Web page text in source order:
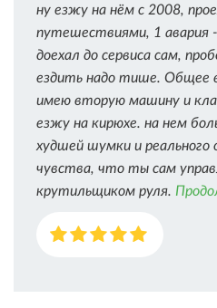
ну езжу на нём с 2008,
путешествиями, 1 авария
доехал до сервиса сам,
ездить надо тише. Общее
имею вторую машину и
езжу на кирюхе. на нем
худшей шумки и
чувства, что ты сам
крутильщиком руля.